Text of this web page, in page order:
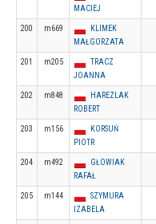
MACIEJ
200 m669
KLIMEK
MAŁGORZATA
201 m205
TRACZ
JOANNA
202 m848
HAREZLAK
ROBERT
203 m156
KORSUŃ
PIOTR
204 m492
GŁOWIAK
RAFAŁ
205 m144
SZYMURA
IZABELA